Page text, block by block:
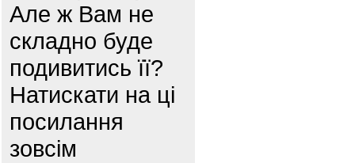
Але ж Вам не
складно буде
подивитись її?
Натискати на ці
посилання
зовсім